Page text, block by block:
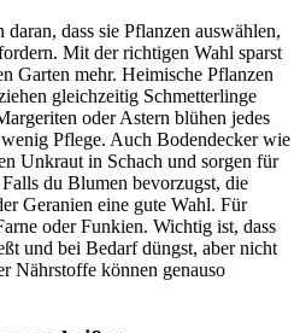
dass sie Pflanzen auswählen,
Mit der richtigen Wahl sparst
Garten mehr. Heimische Pflanzen
gleichzeitig Schmetterlinge
oder Astern blühen jedes
Pflege. Auch Bodendecker wie
Unkraut in Schach und sorgen für
du Blumen bevorzugst, die
Geranien eine gute Wahl. Für
oder Funkien. Wichtig ist, dass
und bei Bedarf düngst, aber nicht
Nährstoffe können genauso